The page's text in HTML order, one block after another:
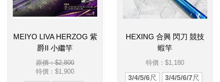
MEIYO LIVA HERZOG 紫
爵II 小繼竿
原價：$2,800
特價： $1,900
HEXING 合興 閃刀 競技
蝦竿
特價： $1,180
3/4/5/6尺
3/4/5/6/7尺